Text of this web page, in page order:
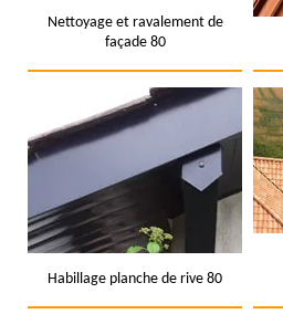
Nettoyage et ravalement de
façade 80
Habillage planche de rive 80